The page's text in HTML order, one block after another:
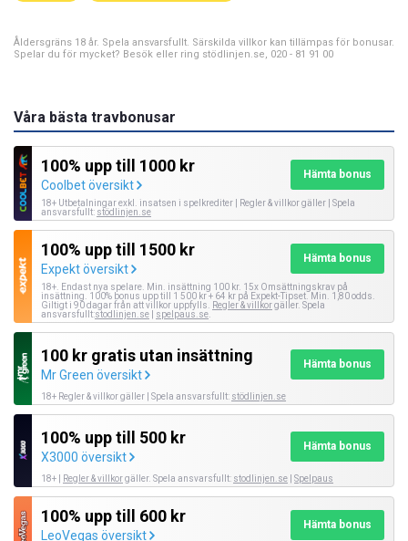
Åldersgräns 18 år. Spela ansvarsfullt. Särskilda villkor kan tillämpas för bonusar.
Spelar du för mycket? Besök eller ring stödlinjen.se, 020 - 81 91 00
Våra bästa travbonusar
100% upp till 1000 kr
Coolbet översikt
Hämta bonus
18+ Utbetalningar exkl. insatsen i spelkrediter | Regler & villkor gäller | Spela
ansvarsfullt: stödlinjen.se
100% upp till 1500 kr
Expekt översikt
Hämta bonus
18+. Endast nya spelare. Min. insättning 100 kr. 15x Omsättningskrav på
insättning. 100% bonus upp till 1 500 kr + 64 kr på Expekt-Tipset. Min. 1,80 odds.
Giltigt i 90 dagar från att villkor uppfylls.
Regler & villkorgäller. Spela
ansvarsfullt:stodlinjen.se spelpaus.se
100 kr gratis utan insättning
Mr Green översikt
Hämta bonus
18+ Regler & villkor gäller | Spela ansvarsfullt: stödlinjen.se
100% upp till 500 kr
X3000 översikt
Hämta bonus
18+ | Regler & villkorgäller. Spela ansvarsfullt: stodlinjen.se Spelpaus
100% upp till 600 kr
LeoVegas översikt
Hämta bonus